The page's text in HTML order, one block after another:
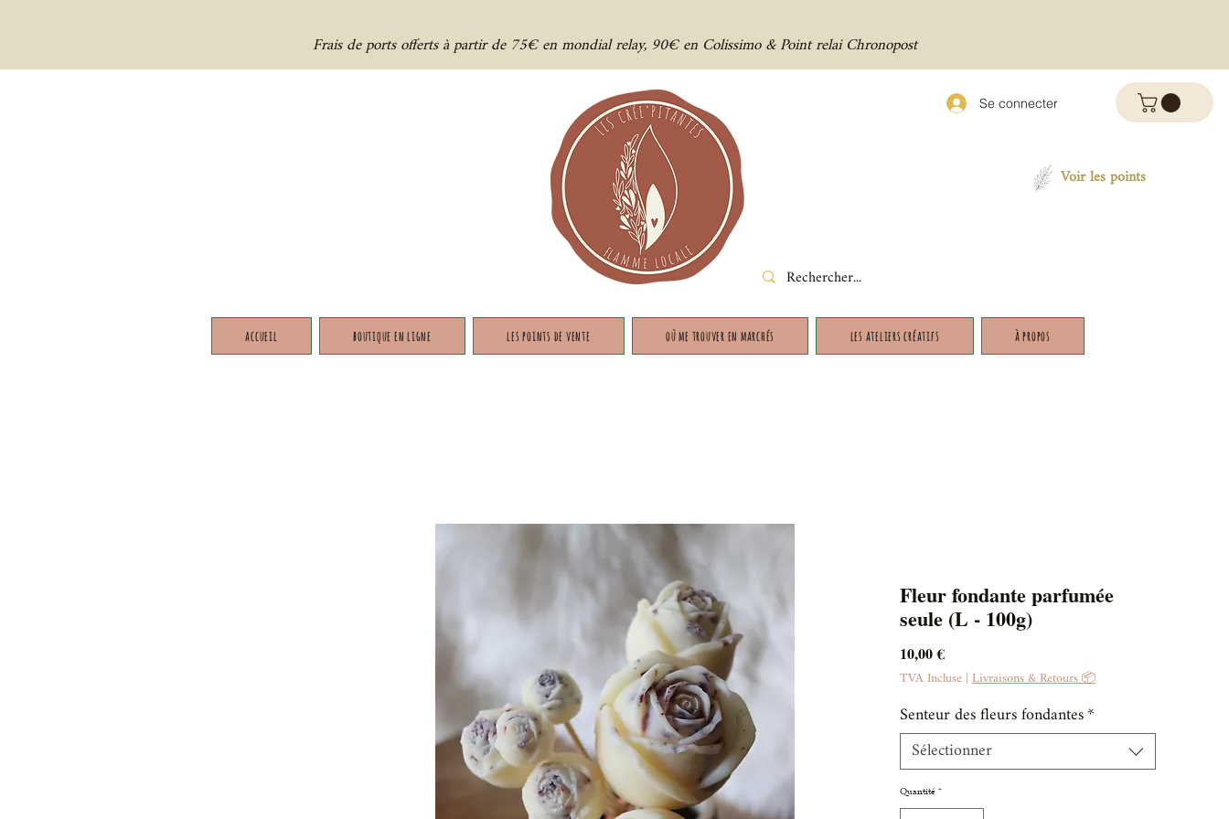
Frais de ports offerts à partir de 75€ en mondial relay, 90€ en Colissimo & Point relai Chronopost
Se connecter
Voir les points
accueil boutique en ligne les points de vente où me trouver en marchés les ateliers créatifs à propos
Fleur fondante parfumée
seule (L - 100g)
10,00 €Prix
TVA Incluse|Livraisons & Retours 📦
Senteur des fleurs fondantes*
Sélectionner
Quantité *